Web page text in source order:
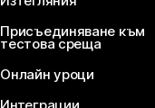
Присъединяване към
тестова среща
Онлайн уроци